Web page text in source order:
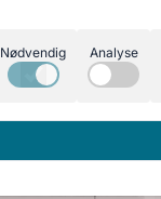
Nødvendig Analyse